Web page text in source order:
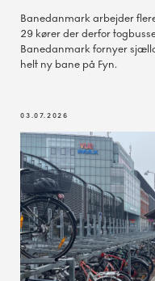
Banedanmark arbejder
29 kører der derfor
Banedanmark fornyer
helt ny bane på Fyn.
03.07.2026